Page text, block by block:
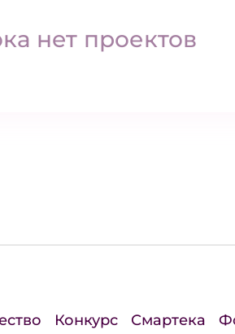
нет проектов
Конкурс Смартека